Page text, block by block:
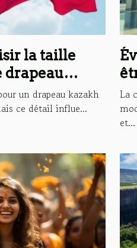
la taille
drapeau
un drapeau kazakh
ce détail influe...
La
et...